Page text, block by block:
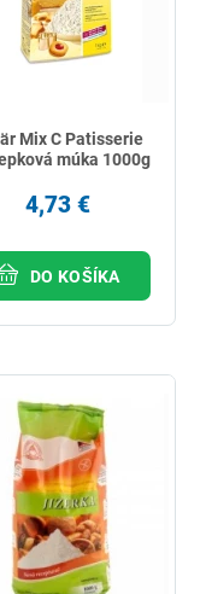
A
Mix C Patisserie
múka 1000g
4,73 €
DO KOŠÍKA